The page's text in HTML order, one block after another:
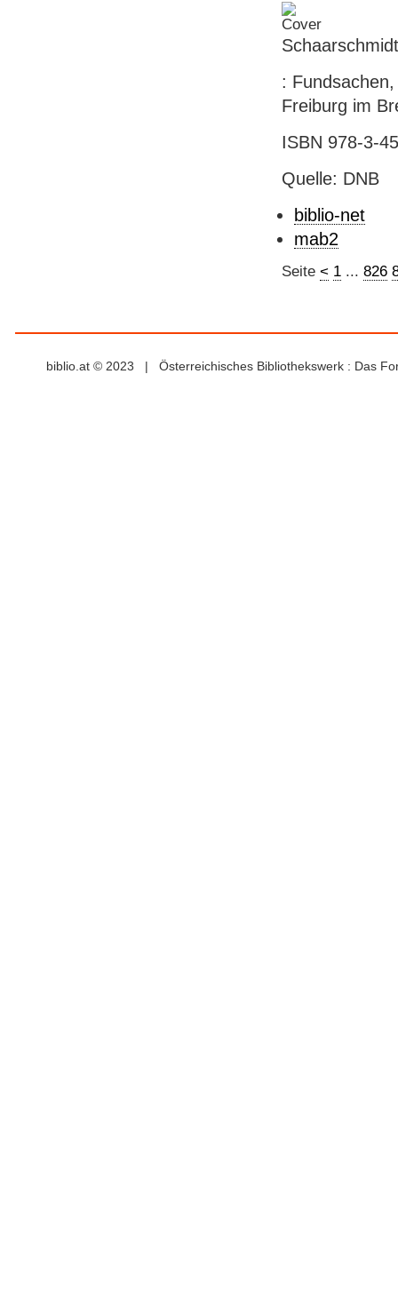
:
Freiburg im
ISBN 978-3-
Quelle: DNB
biblio-net
mab2
Seite < 1... 826
biblio.at © 2023 | Österreichisches Bibliothekswerk : Das